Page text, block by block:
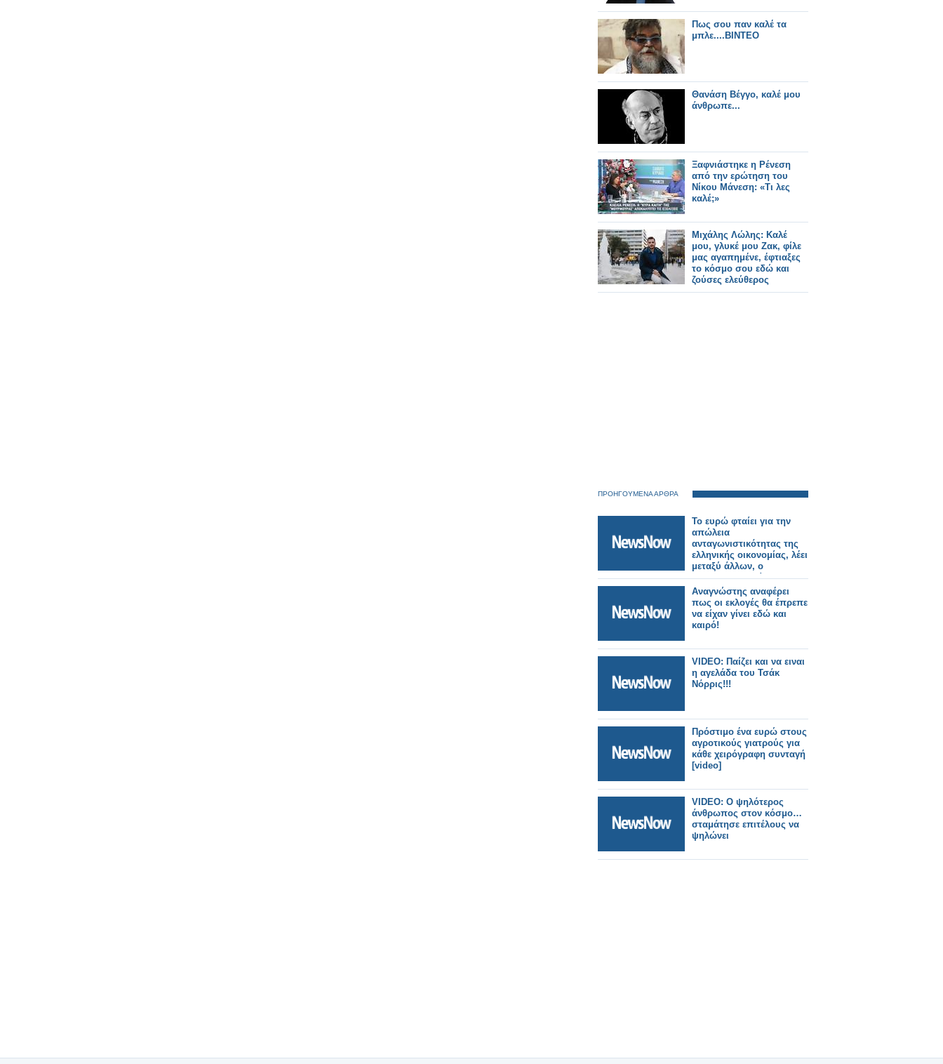
Πως σου παν καλέ τα
μπλε....ΒΙΝΤΕΟ
Θανάση Βέγγο, καλέ μου
άνθρωπε...
Ξαφνιάστηκε η Ρένεση
από την ερώτηση του
Νίκου Μάνεση: «Τι λες
καλέ;»
Μιχάλης Λώλης: Καλέ
μου, γλυκέ μου Ζακ, φίλε
μας αγαπημένε, έφτιαξες
το κόσμο σου εδώ και
ζούσες ελεύθερος
ΠΡΟΗΓΟΥΜΕΝΑ ΑΡΘΡΑ
Το ευρώ φταίει για την
απώλεια
ανταγωνιστικότητας της
ελληνικής οικονομίας, λέει
μεταξύ άλλων, ο
Παπακωνσταντίνου
Αναγνώστης αναφέρει
πως οι εκλογές θα έπρεπε
να είχαν γίνει εδώ και
καιρό!
VIDEO: Παίζει και να ειναι
η αγελάδα του Τσάκ
Νόρρις!!!
Πρόστιμο ένα ευρώ στους
αγροτικούς γιατρούς για
κάθε χειρόγραφη συνταγή
[video]
VIDEO: Ο ψηλότερος
άνθρωπος στον κόσμο…
σταμάτησε επιτέλους να
ψηλώνει